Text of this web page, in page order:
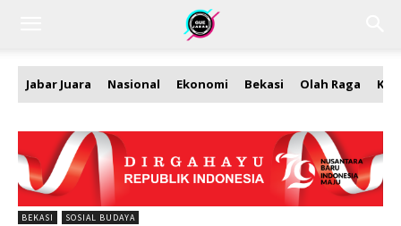
Jabar Juara Nasional Ekonomi Bekasi Olah Raga
BEKASI SOSIAL BUDAYA